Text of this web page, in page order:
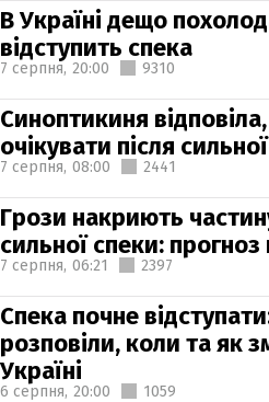
В Україні дещо
відступить спека
7 серпня, 20:00 9310
Синоптикиня
очікувати після
7 серпня, 08:00 2441
Грози накриють
сильної спеки:
7 серпня, 06:21 2397
Спека почне
розповіли, коли та як
Україні
6 серпня, 20:00 1059